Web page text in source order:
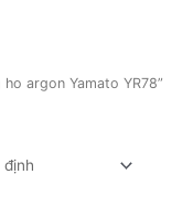
argon Yamato YR78”